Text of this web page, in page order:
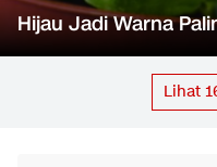
Hijau Jadi Warna
Lihat